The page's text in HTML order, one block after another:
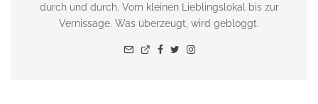
durch und durch. Vom kleinen Lieblingslokal bis zur
Vernissage. Was überzeugt, wird gebloggt.